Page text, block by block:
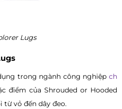
Lugs
trong ngành công nghiệp ch
điểm của Shrouded or Hooded
từ vỏ đến dây đeo.